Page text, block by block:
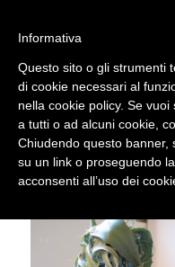
Mostra
accetta l'uso dei
Fai clic per
Google
OK
Informativa
Questo sito o gli strumenti
di cookie necessari al
nella cookie policy. Se
a tutti o ad alcuni cookie,
Chiudendo questo banner,
su un link o proseguendo
acconsenti all’uso dei